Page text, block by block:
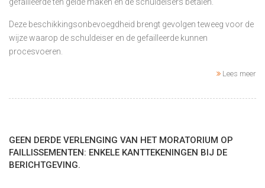
Deze beschikkingsonbevoegdheid brengt gevolgen teweeg voor de
wijze waarop de schuldeiser en de gefailleerde kunnen
procesvoeren.
Lees meer
GEEN DERDE VERLENGING VAN HET MORATORIUM OP
FAILLISSEMENTEN: ENKELE KANTTEKENINGEN BIJ DE
BERICHTGEVING.